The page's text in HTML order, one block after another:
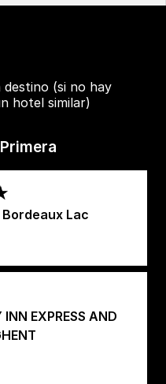
destino (si no hay
hotel similar)
Lac
INN EXPRESS AND